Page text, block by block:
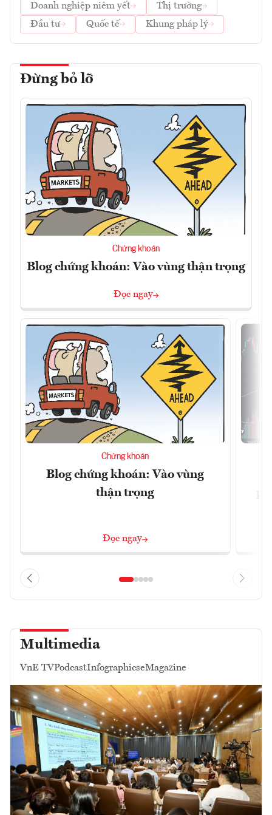
Doanh nghiệp niêm yết
Thị trường
Đầu tư
Quốc tế Khung pháp lý
Đừng bỏ lỡ
Chứng khoán
Blog chứng khoán: Vào vùng thận trọng
Đọc ngay
Chứng khoán
Blog chứng khoán: Vào vùng
thận trọng
Đọc ngay
Multimedia
VnE TVPodcastInfographicseMagazine